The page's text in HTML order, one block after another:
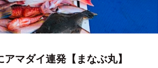
マダイ連発【まなぶ丸】